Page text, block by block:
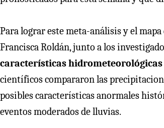
Para lograr este meta-análisis y el
Francisca Roldán, junto a los
características hidrometeorológicas
científicos compararon las
posibles características anormales
eventos moderados de lluvias.